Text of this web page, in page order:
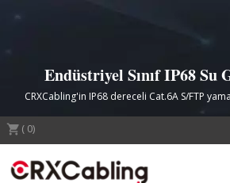
Endüstriyel Sınıf IP68 Su
Bağlantısı
CRXCabling'in IP68 dereceli Cat.6A S/FTP
sert ortamlarda tam toz ve nem koruması ile
( 0)